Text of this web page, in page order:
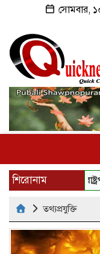
সোমবার,
শিরোনাম
তথ্যপ্রযুক্তি